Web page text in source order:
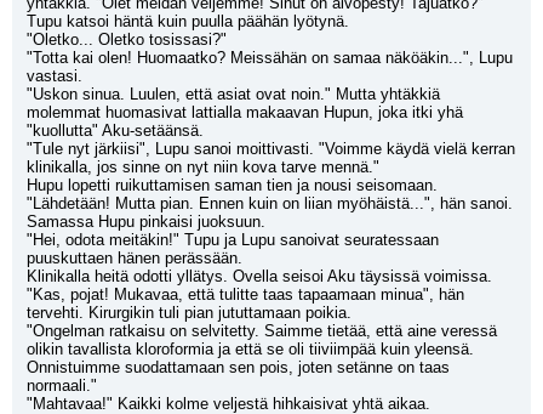
Tupu katsoi häntä kuin puulla päähän lyötynä.
"Oletko... Oletko tosissasi?"
"Totta kai olen! Huomaatko? Meissähän on samaa näköäkin...", Lupu
vastasi.
"Uskon sinua. Luulen, että asiat ovat noin." Mutta yhtäkkiä
molemmat huomasivat lattialla makaavan Hupun, joka itki yhä
"kuollutta" Aku-setäänsä.
"Tule nyt järkiisi", Lupu sanoi moittivasti. "Voimme käydä vielä kerran
klinikalla, jos sinne on nyt niin kova tarve mennä."
Hupu lopetti ruikuttamisen saman tien ja nousi seisomaan.
"Lähdetään! Mutta pian. Ennen kuin on liian myöhäistä...", hän sanoi.
Samassa Hupu pinkaisi juoksuun.
"Hei, odota meitäkin!" Tupu ja Lupu sanoivat seuratessaan
puuskuttaen hänen perässään.
Klinikalla heitä odotti yllätys. Ovella seisoi Aku täysissä voimissa.
"Kas, pojat! Mukavaa, että tulitte taas tapaamaan minua", hän
tervehti. Kirurgikin tuli pian jututtamaan poikia.
"Ongelman ratkaisu on selvitetty. Saimme tietää, että aine veressä
olikin tavallista kloroformia ja että se oli tiiviimpää kuin yleensä.
Onnistuimme suodattamaan sen pois, joten setänne on taas
normaali."
"Mahtavaa!" Kaikki kolme veljestä hihkaisivat yhtä aikaa.